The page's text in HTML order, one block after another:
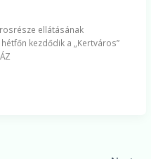
ellátásának
kezdődik a „Kertváros”